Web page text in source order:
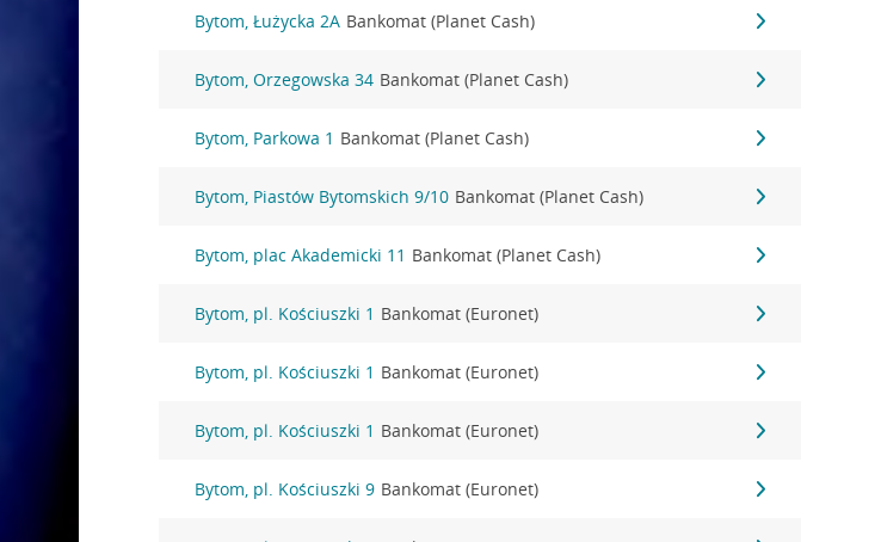
Bytom, Łużycka 2A Bankomat (Planet Cash)
Bytom, Orzegowska 34 Bankomat (Planet Cash)
Bytom, Parkowa 1 Bankomat (Planet Cash)
Bytom, Piastów Bytomskich 9/10 Bankomat (Planet Cash)
Bytom, plac Akademicki 11 Bankomat (Planet Cash)
Bytom, pl. Kościuszki 1 Bankomat (Euronet)
Bytom, pl. Kościuszki 1 Bankomat (Euronet)
Bytom, pl. Kościuszki 1 Bankomat (Euronet)
Bytom, pl. Kościuszki 9 Bankomat (Euronet)